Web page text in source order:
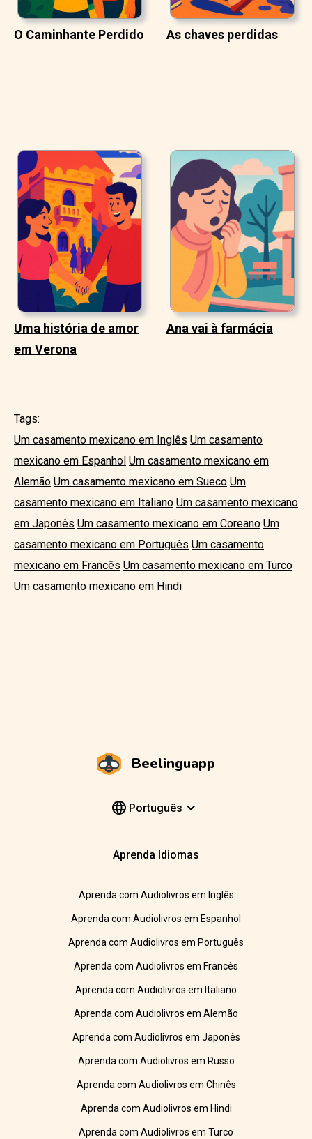
O Caminhante Perdido As chaves perdidas
Uma história de amor
em Verona
Ana vai à farmácia
Tags:
Um casamento mexicano em Inglês Um casamento
mexicano em Espanhol Um casamento mexicano em
Alemão Um casamento mexicano em Sueco Um
casamento mexicano em Italiano Um casamento mexicano
em Japonês Um casamento mexicano em Coreano Um
casamento mexicano em Português Um casamento
mexicano em Francês Um casamento mexicano em Turco
Um casamento mexicano em Hindi
Beelinguapp
Português
Aprenda Idiomas
Aprenda com Audiolivros em Inglês
Aprenda com Audiolivros em Espanhol
Aprenda com Audiolivros em Português
Aprenda com Audiolivros em Francês
Aprenda com Audiolivros em Italiano
Aprenda com Audiolivros em Alemão
Aprenda com Audiolivros em Japonês
Aprenda com Audiolivros em Russo
Aprenda com Audiolivros em Chinês
Aprenda com Audiolivros em Hindi
Aprenda com Audiolivros em Turco